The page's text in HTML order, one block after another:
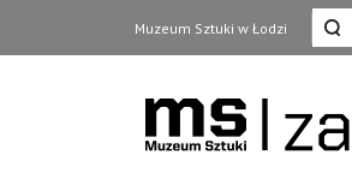
Muzeum Sztuki w Łodzi